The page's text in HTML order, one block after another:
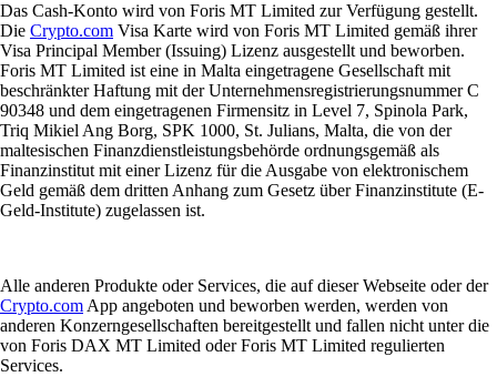
Das Cash-Konto wird von Foris MT Limited zur Verfügung gestellt.
Die Crypto.com Visa Karte wird von Foris MT Limited gemäß ihrer
Visa Principal Member (Issuing) Lizenz ausgestellt und beworben.
Foris MT Limited ist eine in Malta eingetragene Gesellschaft mit
beschränkter Haftung mit der Unternehmensregistrierungsnummer C
90348 und dem eingetragenen Firmensitz in Level 7, Spinola Park,
Triq Mikiel Ang Borg, SPK 1000, St. Julians, Malta, die von der
maltesischen Finanzdienstleistungsbehörde ordnungsgemäß als
Finanzinstitut mit einer Lizenz für die Ausgabe von elektronischem
Geld gemäß dem dritten Anhang zum Gesetz über Finanzinstitute (E-
Geld-Institute) zugelassen ist.
Alle anderen Produkte oder Services, die auf dieser Webseite oder der
Crypto.com App angeboten und beworben werden, werden von
anderen Konzerngesellschaften bereitgestellt und fallen nicht unter die
von Foris DAX MT Limited oder Foris MT Limited regulierten
Services.